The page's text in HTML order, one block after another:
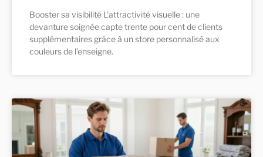
Booster sa visibilité L’attractivité visuelle : une
devanture soignée capte trente pour cent de clients
supplémentaires grâce à un store personnalisé aux
couleurs de l’enseigne.